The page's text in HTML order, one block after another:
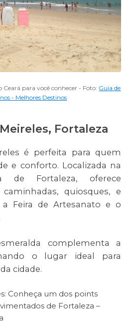
Ceará para você conhecer - Foto: Guia de
- Melhores Destinos
Fortaleza
é perfeita para quem
e conforto. Localizada na
de Fortaleza, oferece
quiosques, e
Feira de Artesanato e o
complementa a
o lugar ideal para
cidade.